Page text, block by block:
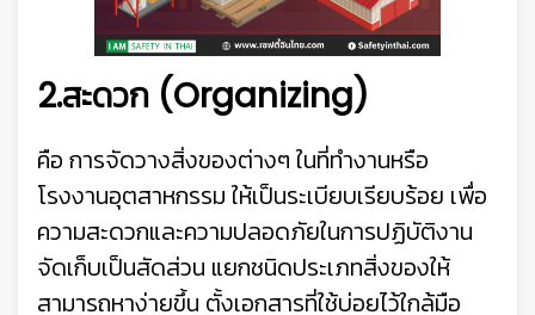
2.สะดวก (Organizing)
คือ การจัดวางสิ่งของต่างๆ ในที่ทำงานหรือ
โรงงานอุตสาหกรรม ให้เป็นระเบียบเรียบร้อย เพื่อ
ความสะดวกและความปลอดภัยในการปฏิบัติงาน
จัดเก็บเป็นสัดส่วน แยกชนิดประเภทสิ่งของให้
สามารถหาง่ายขึ้น ตั้งเอกสารที่ใช้บ่อยไว้ใกล้มือ